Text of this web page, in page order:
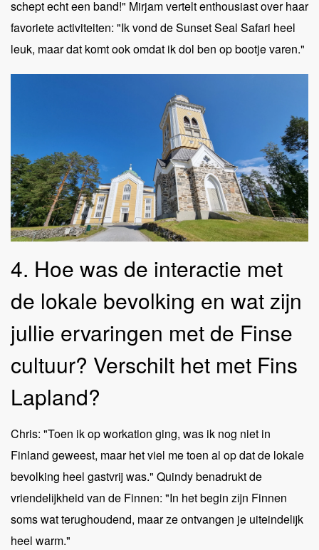
schept echt een band!" Mirjam vertelt enthousiast over haar
favoriete activiteiten: "Ik vond de Sunset Seal Safari heel
leuk, maar dat komt ook omdat ik dol ben op bootje varen."
4. Hoe was de interactie met
de lokale bevolking en wat zijn
jullie ervaringen met de Finse
cultuur? Verschilt het met Fins
Lapland?
Chris: "Toen ik op workation ging, was ik nog niet in
Finland geweest, maar het viel me toen al op dat de lokale
bevolking heel gastvrij was." Quindy benadrukt de
vriendelijkheid van de Finnen: "In het begin zijn Finnen
soms wat terughoudend, maar ze ontvangen je uiteindelijk
heel warm."